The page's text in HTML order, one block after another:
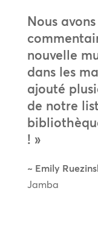
Nous
nouvelle
dans les
ajouté
de notre
! »
~ Emily
Jamba